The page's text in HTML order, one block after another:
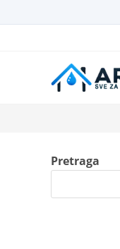
Pretraga